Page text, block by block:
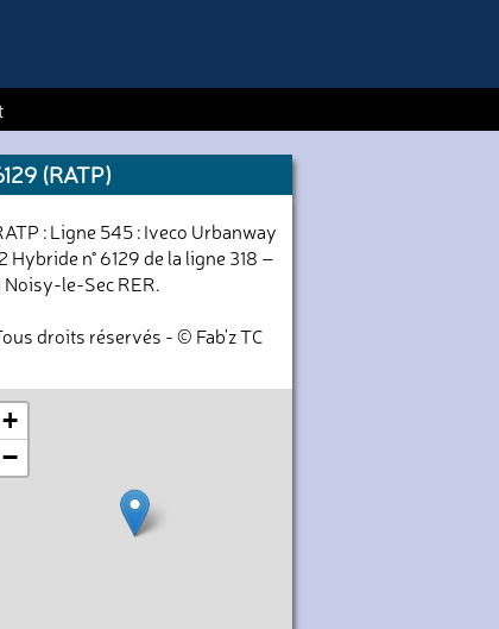
(RATP)
: Ligne 545 : Iveco Urbanway
Hybride n° 6129 de la ligne 318 –
Noisy-le-Sec RER.
droits réservés - © Fab'z TC
+
−